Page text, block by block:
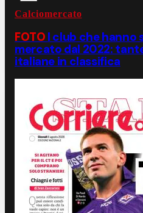
Calciomercato
FOTO I club che hanno
mercato dal 2022:
italiane in classifica